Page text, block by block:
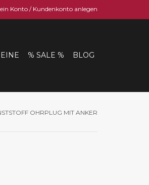
Konto / Kundenkonto anlegen
% SALE % BLOG
OHRPLUG MIT ANKER